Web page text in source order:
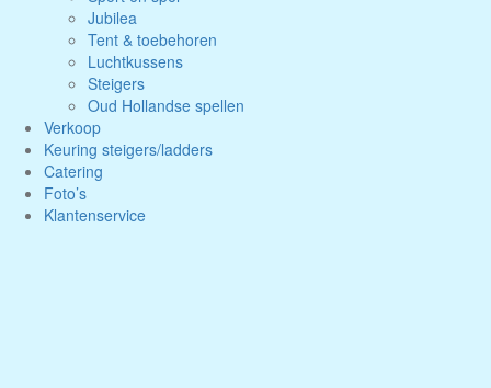
Jubilea
Tent & toebehoren
Luchtkussens
Steigers
Oud Hollandse spellen
Verkoop
Keuring steigers/ladders
Catering
Foto’s
Klantenservice